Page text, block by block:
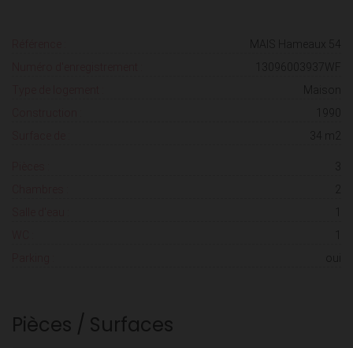
MAIS Hameaux 54
13096003937WF
34 m2
3
Pièces / Surfaces